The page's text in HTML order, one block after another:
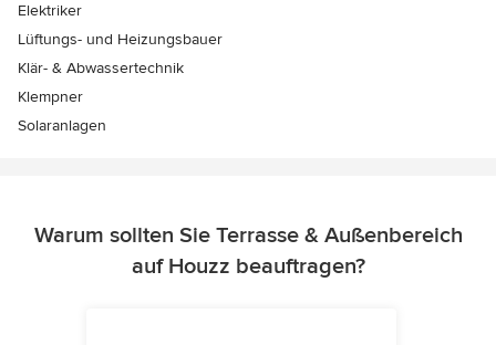
Elektriker
Lüftungs- und Heizungsbauer
Klär- & Abwassertechnik
Klempner
Solaranlagen
Warum sollten Sie Terrasse & Außenbereich
auf Houzz beauftragen?